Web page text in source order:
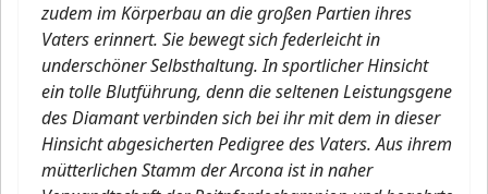
zudem im Körperbau an die großen Partien ihres
Vaters erinnert. Sie bewegt sich federleicht in
underschöner Selbsthaltung. In sportlicher Hinsicht
ein tolle Blutführung, denn die seltenen Leistungsgene
des Diamant verbinden sich bei ihr mit dem in dieser
Hinsicht abgesicherten Pedigree des Vaters. Aus ihrem
mütterlichen Stamm der Arcona ist in naher